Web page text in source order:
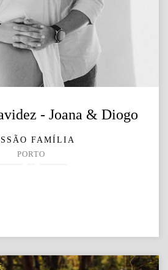
- Joana & Diogo
FAMÍLIA
PORTO